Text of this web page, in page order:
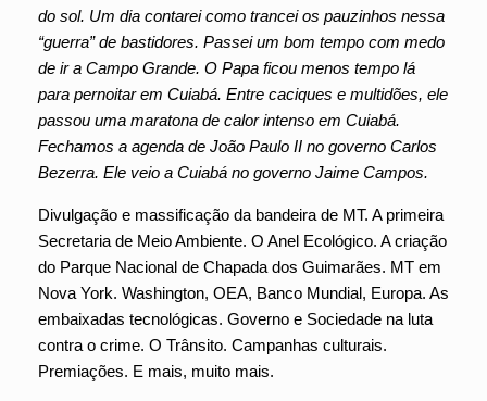
do sol. Um dia contarei como trancei os pauzinhos nessa
“guerra” de bastidores. Passei um bom tempo com medo
de ir a Campo Grande. O Papa ficou menos tempo lá
para pernoitar em Cuiabá. Entre caciques e multidões, ele
passou uma maratona de calor intenso em Cuiabá.
Fechamos a agenda de João Paulo II no governo Carlos
Bezerra. Ele veio a Cuiabá no governo Jaime Campos.
Divulgação e massificação da bandeira de MT. A primeira
Secretaria de Meio Ambiente. O Anel Ecológico. A criação
do Parque Nacional de Chapada dos Guimarães. MT em
Nova York. Washington, OEA, Banco Mundial, Europa. As
embaixadas tecnológicas. Governo e Sociedade na luta
contra o crime. O Trânsito. Campanhas culturais.
Premiações. E mais, muito mais.